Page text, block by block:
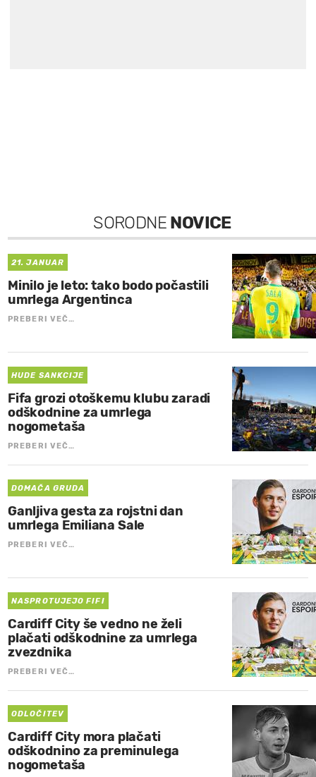
SORODNE NOVICE
21. JANUAR
Minilo je leto: tako bodo počastili
umrlega Argentinca
PREBERI VEČ…
HUDE SANKCIJE
Fifa grozi otoškemu klubu zaradi
odškodnine za umrlega
nogometaša
PREBERI VEČ…
DOMAČA GRUDA
Ganljiva gesta za rojstni dan
umrlega Emiliana Sale
PREBERI VEČ…
NASPROTUJEJO FIFI
Cardiff City še vedno ne želi
plačati odškodnine za umrlega
zvezdnika
PREBERI VEČ…
ODLOČITEV
Cardiff City mora plačati
odškodnino za preminulega
nogometaša